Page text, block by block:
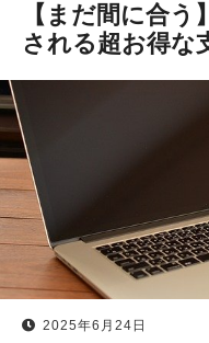
【まだ間に合
される超お得な
2025年6月24日